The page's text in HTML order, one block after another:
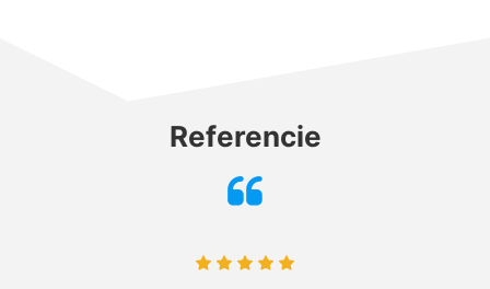
Referencie